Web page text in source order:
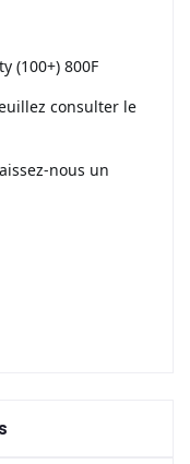
(100+) 800F
consulter le
nous un